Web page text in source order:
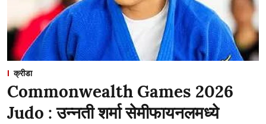
क्रीडा
Commonwealth Games 2026
Judo : उन्नती शर्मा सेमीफायनलमध्ये